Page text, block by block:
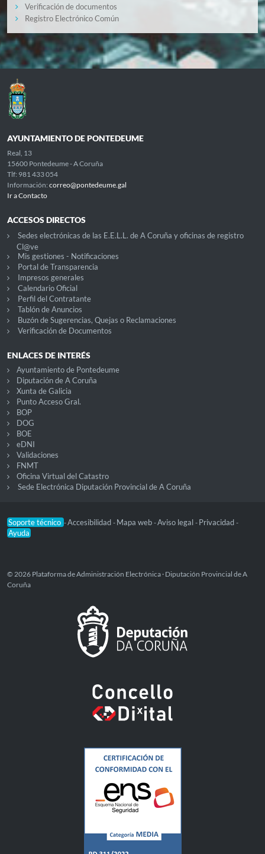
Verificación de documentos
Registro Electrónico Común
AYUNTAMIENTO DE PONTEDEUME
Real, 13
15600 Pontedeume - A Coruña
Tlf: 981 433 054
Información: correo@pontedeume.gal
Ir a Contacto
ACCESOS DIRECTOS
Sedes electrónicas de las E.E.L.L. de A Coruña y oficinas de registro
Cl@ve
Mis gestiones - Notificaciones
Portal de Transparencia
Impresos generales
Calendario Oficial
Perfil del Contratante
Tablón de Anuncios
Buzón de Sugerencias, Quejas o Reclamaciones
Verificación de Documentos
ENLACES DE INTERÉS
Ayuntamiento de Pontedeume
Diputación de A Coruña
Xunta de Galicia
Punto Acceso Gral.
BOP
DOG
BOE
eDNI
Validaciones
FNMT
Oficina Virtual del Catastro
Sede Electrónica Diputación Provincial de A Coruña
Soporte técnico -Accesibilidad - Mapa web -Aviso legal - Privacidad -
Ayuda
© 2026 Plataforma de Administración Electrónica · Diputación Provincial de A
Coruña